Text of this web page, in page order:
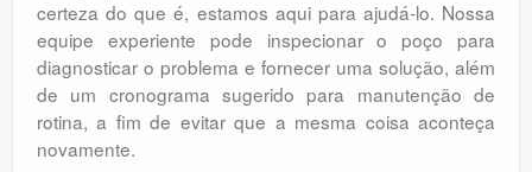
certeza do que é, estamos aqui para ajudá-lo. Nossa
equipe experiente pode inspecionar o poço para
diagnosticar o problema e fornecer uma solução, além
de um cronograma sugerido para manutenção de
rotina, a fim de evitar que a mesma coisa aconteça
novamente.